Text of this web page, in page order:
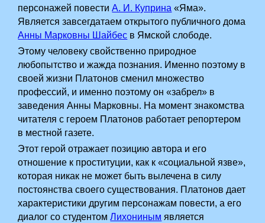
персонажей повестиА. И. Куприна «Яма».
Является завсегдатаем открытого публичного дома
Анны Марковны Шайбес в Ямской слободе.
Этому человеку свойственно природное
любопытство и жажда познания. Именно поэтому в
своей жизни Платонов сменил множество
профессий, и именно поэтому он «забрел» в
заведения Анны Марковны. На момент знакомства
читателя с героем Платонов работает репортером
в местной газете.
Этот герой отражает позицию автора и его
отношение к проституции, как к «социальной язве»,
которая никак не может быть вылечена в силу
постоянства своего существования. Платонов дает
характеристики другим персонажам повести, а его
диалог со студентомЛихониным является